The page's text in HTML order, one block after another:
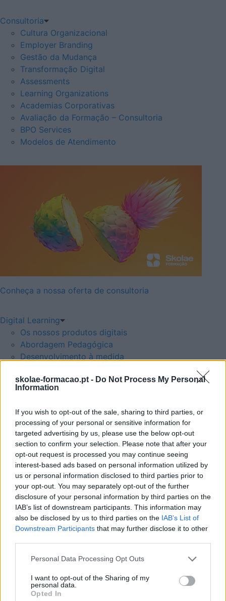
skolae-formacao.pt - Do Not Process My Personal
Information
If you wish to opt-out of the sale, sharing to third parties, or
processing of your personal or sensitive information for
targeted advertising by us, please use the below opt-out
section to confirm your selection. Please note that after your
opt-out request is processed you may continue seeing
interest-based ads based on personal information utilized by
us or personal information disclosed to third parties prior to
your opt-out. You may separately opt-out of the further
disclosure of your personal information by third parties on the
IAB’s list of downstream participants. This information may
also be disclosed by us to third parties on the IAB’s List of
Downstream Participants that may further disclose it to other
Please note that this website/app uses one or more Google
not limited to your visit or usage behaviour. You may click to
grant or deny consent to Google and its third-party tags to
use your data for below specified purposes in below Google
Personal Data Processing Opt Outs
I want to opt-out of the Sharing of my
personal data.
Opted In
Consultoria
Cultura Organizacional
Employer Branding
Gestão da Mudança
Transformação Digital
Assessments
Learning Organizations
Academias Corporativas
Avaliação da Formação – Consultoria
BPO Services
Modelos de Atendimento
Conheça a nossa oferta de consultoria
Digital Learning
Os nossos produtos digitais
Abordagem Pedagógica
Desenvolvimento à medida
Cook & Learn: Team Building de Cozinha
Trust & Go: Team Building para Construir Confiança e
Learn to Change: Team Building para a Abertura à
Mudança
Be(IN): Team Building para Desenvolver o Sentido de
Pertença
Onstage: Team Building com Teatro
Palestras
Eventos
Porto RH Meeting
Algarve RH Meeting
Expo RH
Business Cases
Blog RH Bizz
Podcast
Newsletter